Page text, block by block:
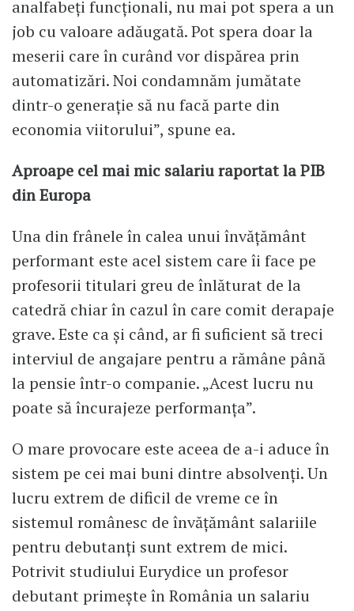
analfabeți funcționali, nu mai pot spera a un
job cu valoare adăugată. Pot spera doar la
meserii care în curând vor dispărea prin
automatizări. Noi condamnăm jumătate
dintr-o generație să nu facă parte din
economia viitorului”, spune ea.
Aproape cel mai mic salariu raportat la PIB
din Europa
Una din frânele în calea unui învățământ
performant este acel sistem care îi face pe
profesorii titulari greu de înlăturat de la
catedră chiar în cazul în care comit derapaje
grave. Este ca și când, ar fi suficient să treci
interviul de angajare pentru a rămâne până
la pensie într-o companie. „Acest lucru nu
poate să încurajeze performanța”.
O mare provocare este aceea de a-i aduce în
sistem pe cei mai buni dintre absolvenți. Un
lucru extrem de dificil de vreme ce în
sistemul românesc de învățământ salariile
pentru debutanți sunt extrem de mici.
Potrivit studiului Eurydice un profesor
debutant primește în România un salariu